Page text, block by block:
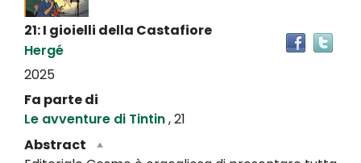
21: I gioielli della Castafiore
Hergé
2025
Fa parte di
Le avventure di Tintin, 21
Abstract